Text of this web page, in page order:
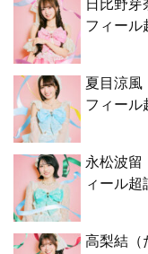
日比野芽
フィール
夏目涼風
フィール
永松波留
ィール超
高梨結（